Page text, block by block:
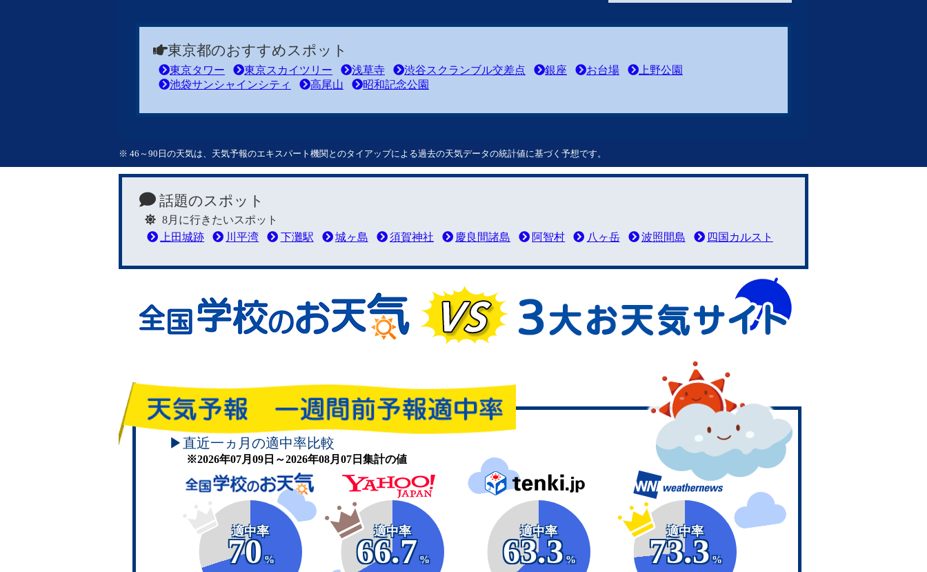
東京都のおすすめスポット
東京タワー 東京スカイツリー 浅草寺 渋谷スクランブル交差点 銀座 お台場
上野公園
池袋サンシャインシティ
高尾山 昭和記念公園
※ 46～90日の天気は、天気予報のエキスパート機関とのタイアップによる過去の天気データの統計値に基づく予想です。
話題のスポット
8月に行きたいスポット
上田城跡
川平湾 下灘駅 城ヶ島 須賀神社 慶良間諸島 阿智村 八ヶ岳 波照間島 四国カルスト
▶直近一ヵ月の適中率比較
※2026年07月09日～2026年08月07日集計の値
適中率
70
%
適中率
66.7
%
適中率
63.3
%
適中率
73.3
%